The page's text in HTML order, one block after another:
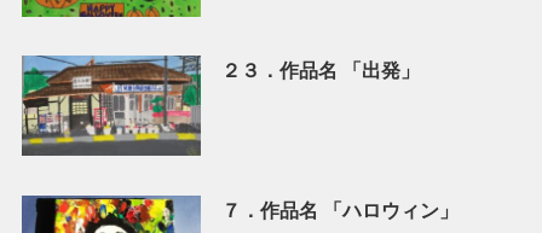
２３．作品名 「出発」
７．作品名 「ハロウィン」